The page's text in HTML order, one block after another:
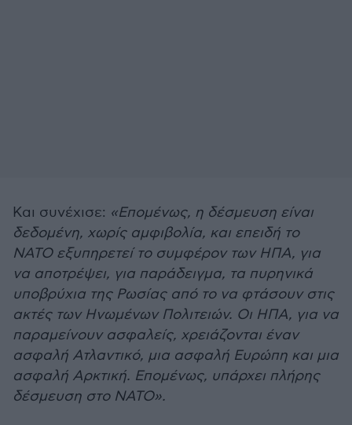
Και συνέχισε: «Επομένως, η δέσμευση είναι
δεδομένη, χωρίς αμφιβολία, και επειδή το
ΝΑΤΟ εξυπηρετεί το συμφέρον των ΗΠΑ, για
να αποτρέψει, για παράδειγμα, τα πυρηνικά
υποβρύχια της Ρωσίας από το να φτάσουν στις
ακτές των Ηνωμένων Πολιτειών. Οι ΗΠΑ, για να
παραμείνουν ασφαλείς, χρειάζονται έναν
ασφαλή Ατλαντικό, μια ασφαλή Ευρώπη και μια
ασφαλή Αρκτική. Επομένως, υπάρχει πλήρης
δέσμευση στο ΝΑΤΟ».